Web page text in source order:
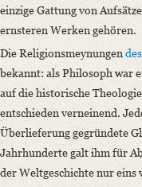
Language
German
einzige Gattung von
ernsteren Werken gehören.
Die Religionsmeynungen
bekannt: als Philosoph war
auf die historische
entschieden verneinend.
Überlieferung gegründete
Jahrhunderte galt ihm für
der Weltgeschichte nur eins